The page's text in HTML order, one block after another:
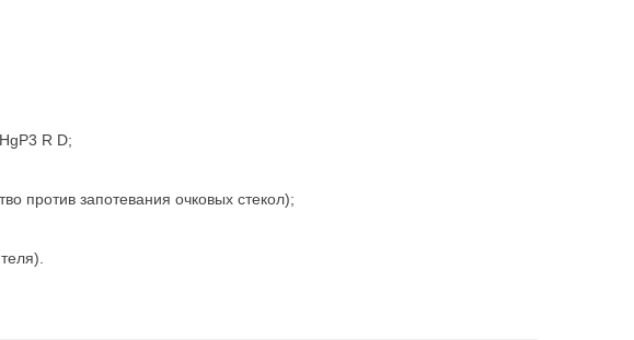
R D;
против запотевания очковых стекол);